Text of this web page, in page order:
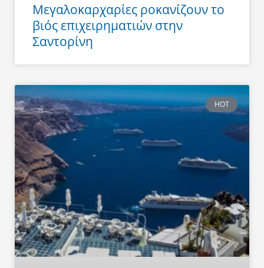
Μεγαλοκαρχαρίες ροκανίζουν το
βιός επιχειρηματιών στην
Σαντορίνη
HOT